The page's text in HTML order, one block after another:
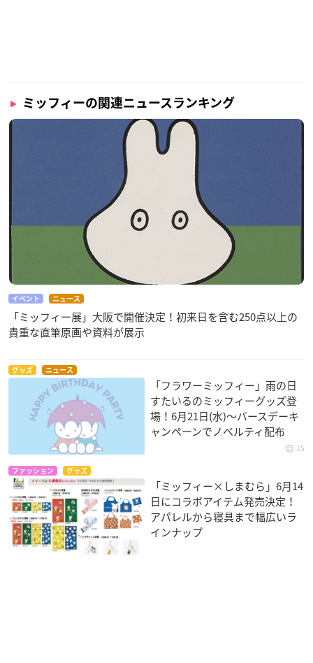
ミッフィーの関連ニュースランキング
イベント ニュース
「ミッフィー展」大阪で開催決定！初来日を含む250点以上の
貴重な直筆原画や資料が展示
グッズ ニュース
「フラワーミッフィー」雨の日
すたいるのミッフィーグッズ登
場！6月21日(水)〜バースデーキ
ャンペーンでノベルティ配布
15
ファッション グッズ
「ミッフィー×しまむら」6月14
日にコラボアイテム発売決定！
アパレルから寝具まで幅広いラ
インナップ